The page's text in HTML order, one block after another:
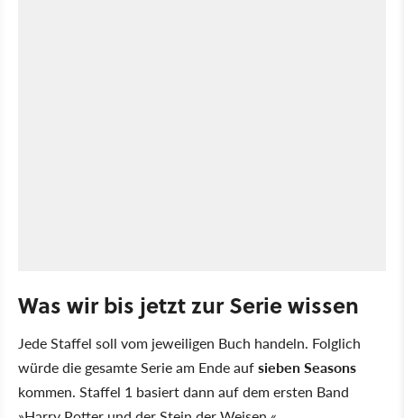
Was wir bis jetzt zur Serie wissen
Jede Staffel soll vom jeweiligen Buch handeln. Folglich
würde die gesamte Serie am Ende aufsieben Seasons
kommen. Staffel 1 basiert dann auf dem ersten Band